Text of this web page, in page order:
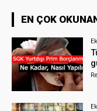
EN ÇOK